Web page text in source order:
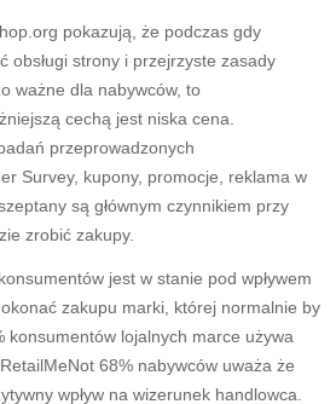
pokazują, że podczas gdy
obsługi strony i przejrzyste zasady
ważne dla nabywców, to
cechą jest niska cena.
przeprowadzonych
Survey, kupony, promocje, reklama w
są głównym czynnikiem przy
zrobić zakupy.
jest w stanie pod wpływem
zakupu marki, której normalnie by
konsumentów lojalnych marce używa
68% nabywców uważa że
wpływ na wizerunek handlowca.